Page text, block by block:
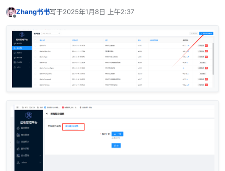
Zhang书书写于2025年1月8日 上午2:37
最后由 编辑